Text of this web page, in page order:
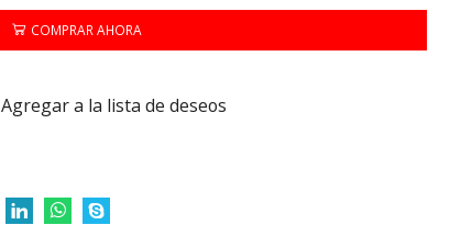
COMPRAR AHORA
Agregar a la lista de deseos